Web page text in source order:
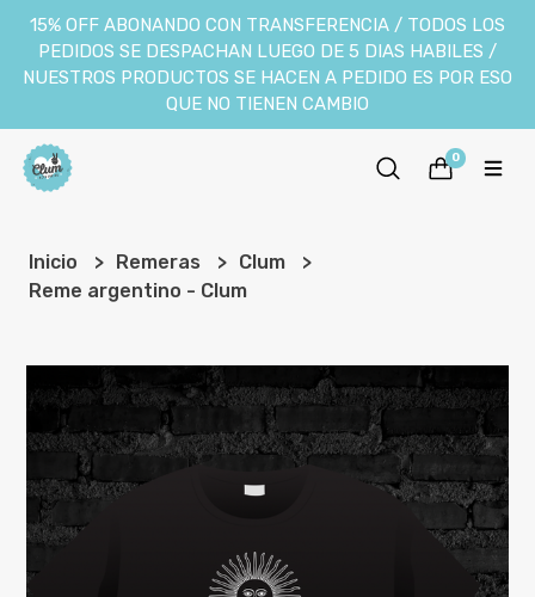
15% OFF ABONANDO CON TRANSFERENCIA / TODOS LOS
PEDIDOS SE DESPACHAN LUEGO DE 5 DIAS HABILES /
NUESTROS PRODUCTOS SE HACEN A PEDIDO ES POR ESO
QUE NO TIENEN CAMBIO
0
Inicio Remeras
Clum
Reme argentino - Clum